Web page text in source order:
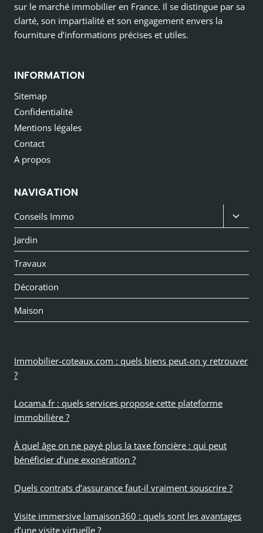
sur le marché immobilier en France. Il se distingue par sa
clarté, son impartialité et son engagement envers la
fourniture d’informations précises et utiles.
INFORMATION
Sitemap
Confidentialité
Mentions légales
Contact
A propos
NAVIGATION
Conseils Immo
le
menu
Jardin
Travaux
Décoration
Maison
Immobilier-coteaux.com : quels biens peut-on y retrouver
?
Locama.fr : quels services propose cette plateforme
immobilière ?
À quel âge on ne payé plus la taxe foncière : qui peut
bénéficier d’une exonération ?
Quels contrats d’assurance faut-il vraiment souscrire ?
Visite immersive lamaison360 : quels sont les avantages
d’une visite virtuelle ?